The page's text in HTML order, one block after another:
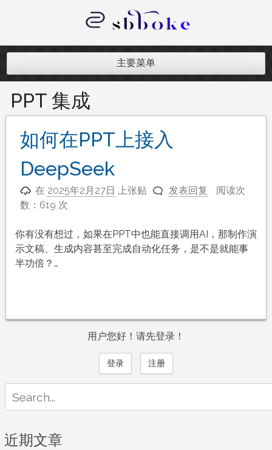
内
记录跨境电商独立站开发遇到的点点
主要菜单
PPT 集成
如何在PPT上接入
DeepSeek
在 2025年2月27日 上张贴 发表回复
阅读次
数：619 次
你有没有想过，如果在PPT中也能直接调用AI，那制作演
示文稿、生成内容甚至完成自动化任务，是不是就能事
半功倍？…
用户您好！请先登录！
登录 注册
for:
近期文章